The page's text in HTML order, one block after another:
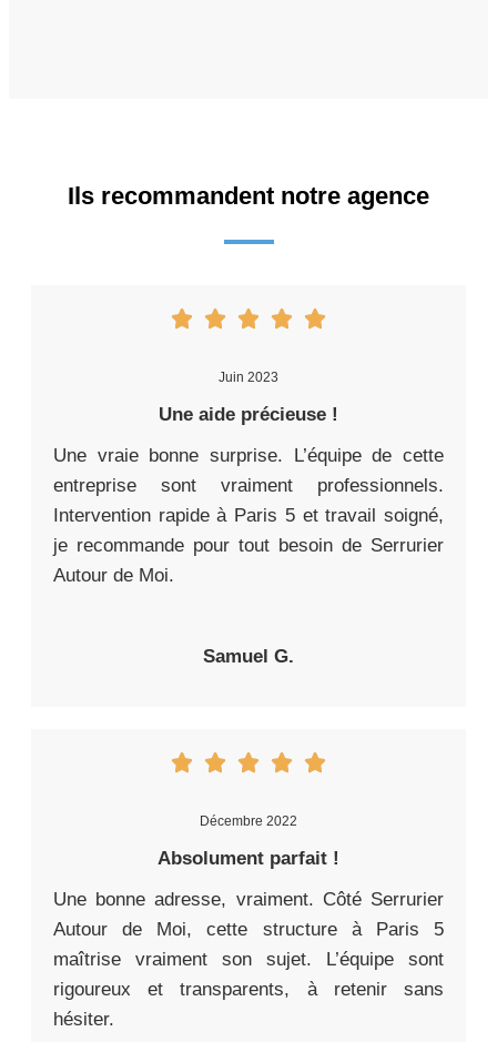
Ils recommandent notre agence
Juin 2023
Une aide précieuse !
Une vraie bonne surprise. L’équipe de cette
entreprise sont vraiment professionnels.
Intervention rapide à Paris 5 et travail soigné,
je recommande pour tout besoin de Serrurier
Autour de Moi.
Samuel G.
Décembre 2022
Absolument parfait !
Une bonne adresse, vraiment. Côté Serrurier
Autour de Moi, cette structure à Paris 5
maîtrise vraiment son sujet. L’équipe sont
rigoureux et transparents, à retenir sans
hésiter.